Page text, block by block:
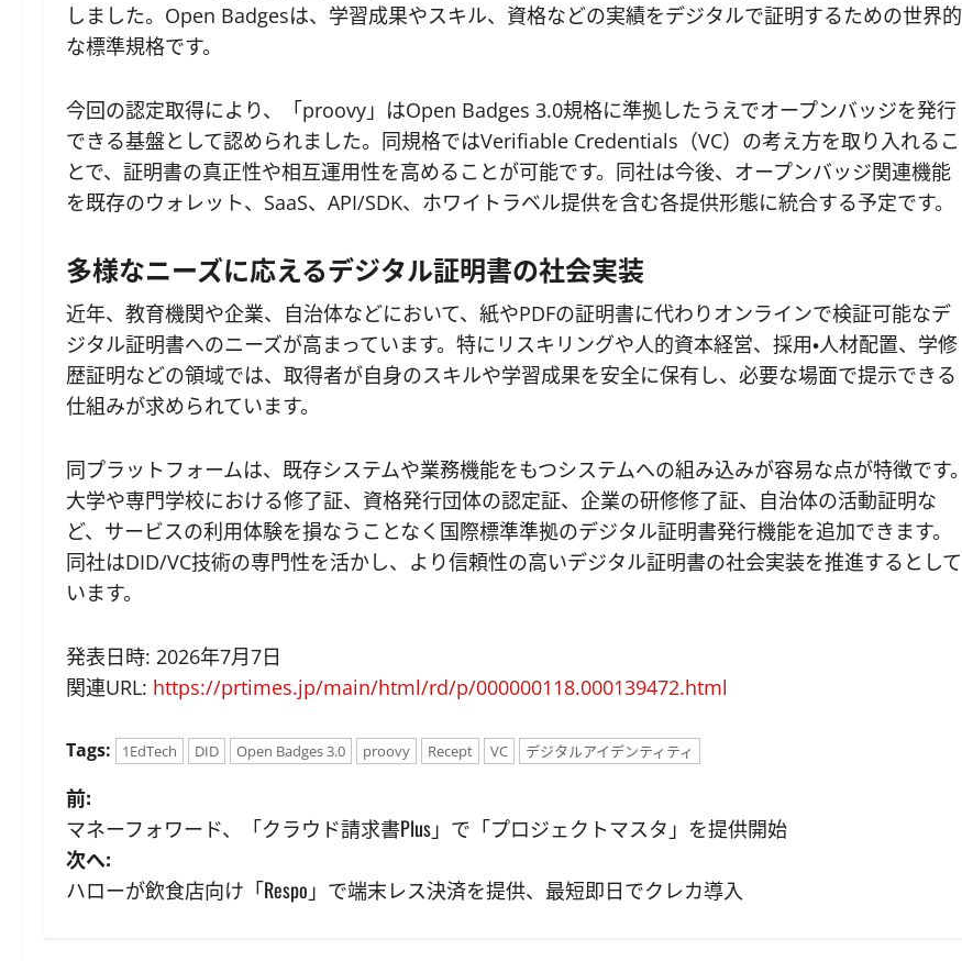
しました。Open Badgesは、学習成果やスキル、資格などの実績をデジタルで証明するための世界的
な標準規格です。
今回の認定取得により、「proovy」はOpen Badges 3.0規格に準拠したうえでオープンバッジを発行
できる基盤として認められました。同規格ではVerifiable Credentials（VC）の考え方を取り入れるこ
とで、証明書の真正性や相互運用性を高めることが可能です。同社は今後、オープンバッジ関連機能
を既存のウォレット、SaaS、API/SDK、ホワイトラベル提供を含む各提供形態に統合する予定です。
多様なニーズに応えるデジタル証明書の社会実装
近年、教育機関や企業、自治体などにおいて、紙やPDFの証明書に代わりオンラインで検証可能なデ
ジタル証明書へのニーズが高まっています。特にリスキリングや人的資本経営、採用・人材配置、学修
歴証明などの領域では、取得者が自身のスキルや学習成果を安全に保有し、必要な場面で提示できる
仕組みが求められています。
同プラットフォームは、既存システムや業務機能をもつシステムへの組み込みが容易な点が特徴です。
大学や専門学校における修了証、資格発行団体の認定証、企業の研修修了証、自治体の活動証明な
ど、サービスの利用体験を損なうことなく国際標準準拠のデジタル証明書発行機能を追加できます。
同社はDID/VC技術の専門性を活かし、より信頼性の高いデジタル証明書の社会実装を推進するとして
います。
発表日時: 2026年7月7日
関連URL: https://prtimes.jp/main/html/rd/p/000000118.000139472.html
Tags: 1EdTech DID Open Badges 3.0 proovy Recept VC デジタルアイデンティティ
投
稿
ナ
前:
マネーフォワード、「クラウド請求書Plus」で「プロジェクトマスタ」を提供開始
次へ:
ハローが飲食店向け「Respo」で端末レス決済を提供、最短即日でクレカ導入